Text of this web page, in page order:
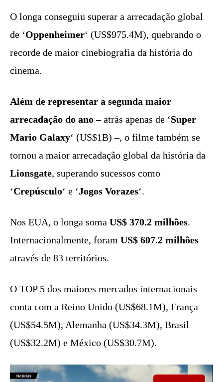
O longa conseguiu superar a arrecadação global
de ‘Oppenheimer‘ (US$975.4M), quebrando o
recorde de maior cinebiografia da história do
cinema.
Além de representar a segunda maior
arrecadação do ano– atrás apenas de ‘Super
Mario Galaxy‘ (US$1B) –, o filme também se
tornou a maior arrecadação global da história da
Lionsgate, superando sucessos como
‘Crepúsculo‘ e ‘Jogos Vorazes‘.
Nos EUA, o longa soma US$ 370.2 milhões.
Internacionalmente, foram US$ 607.2 milhões
através de 83 territórios.
O TOP 5 dos maiores mercados internacionais
conta com a Reino Unido (US$68.1M), França
(US$54.5M), Alemanha (US$34.3M), Brasil
(US$32.2M) e México (US$30.7M).